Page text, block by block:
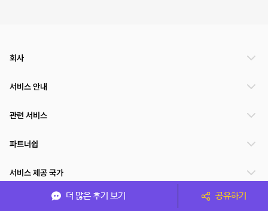
더 많은 후기 보기 공유하기
회사
서비스 안내
관련 서비스
파트너쉽
서비스 제공 국가